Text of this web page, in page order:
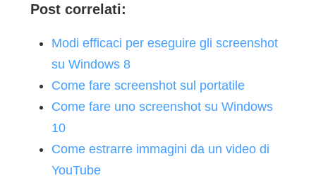
Post correlati:
Modi efficaci per eseguire gli screenshot
su Windows 8
Come fare screenshot sul portatile
Come fare uno screenshot su Windows
10
Come estrarre immagini da un video di
YouTube